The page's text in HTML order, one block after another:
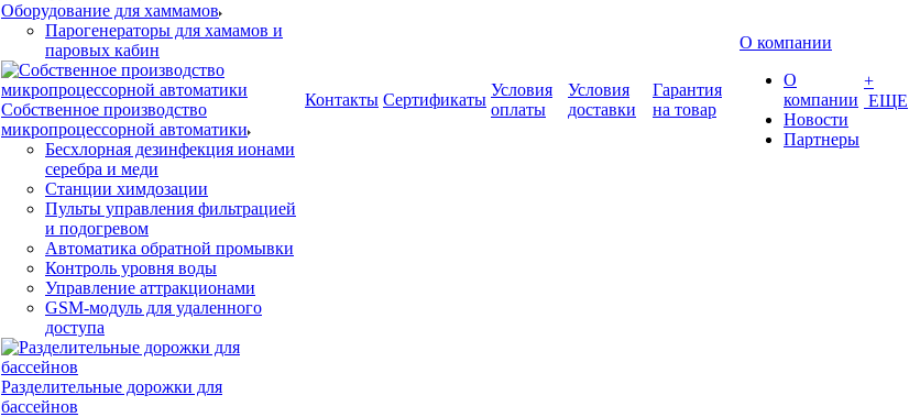
Оборудование для хаммамов
Парогенераторы для хамамов и
паровых кабин
Собственное производство
микропроцессорной автоматики
Беcхлорная дезинфекция ионами
серебра и меди
Станции химдозации
Пульты управления фильтрацией
и подогревом
Автоматика обратной промывки
Контроль уровня воды
Управление аттракционами
GSM-модуль для удаленного
доступа
Разделительные дорожки для
бассейнов
Контакты Сертификаты
Условия
оплаты
Условия
доставки
Гарантия
на товар
О компании
О
компании
Новости
Партнеры
+
ЕЩЕ